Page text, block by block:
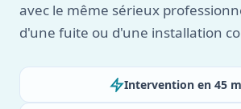
avec le même sérieux
d'une fuite ou d'une installation
Intervention en 45